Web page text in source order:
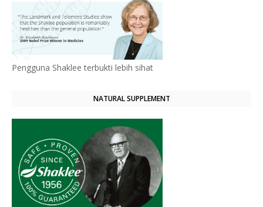
Pengguna Shaklee terbukti lebih sihat
NATURAL SUPPLEMENT